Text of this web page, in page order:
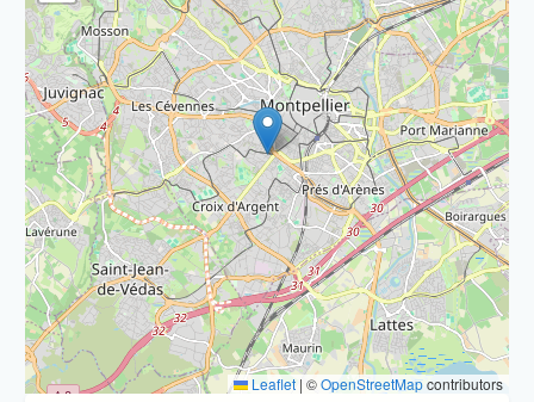
Leaflet | ©OpenStreetMapcontributors